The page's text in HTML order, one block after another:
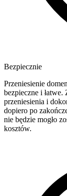
Bezpiecznie
Przeniesienie
bezpieczne i
przeniesienia i
dopiero po
nie będzie mogło
kosztów.